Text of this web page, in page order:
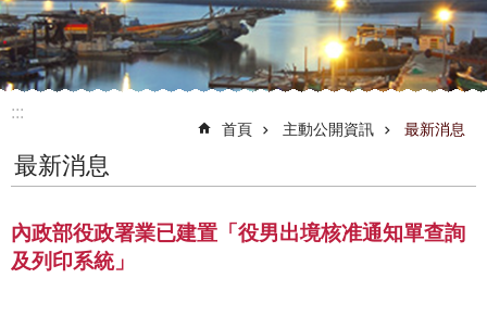
:::
首頁 主動公開資訊 最新消息
最新消息
內政部役政署業已建置「役男出境核准通知單查詢
及列印系統」